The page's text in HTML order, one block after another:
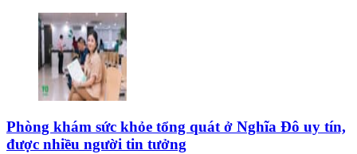
Phòng khám sức khỏe tổng quát ở Nghĩa Đô uy tín,
được nhiều người tin tưởng